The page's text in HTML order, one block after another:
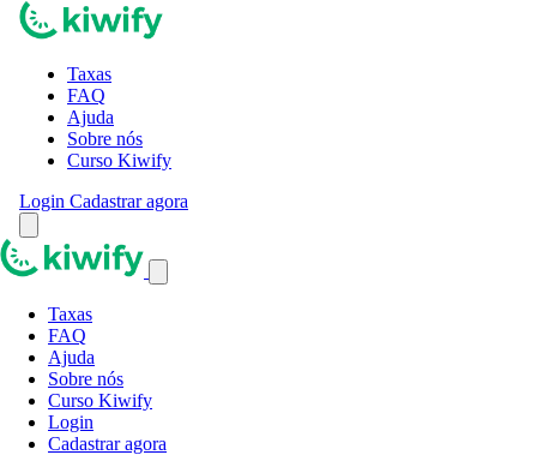
Taxas
FAQ
Ajuda
Sobre nós
Curso Kiwify
Login Cadastrar agora
Taxas
FAQ
Ajuda
Sobre nós
Curso Kiwify
Login
Cadastrar agora